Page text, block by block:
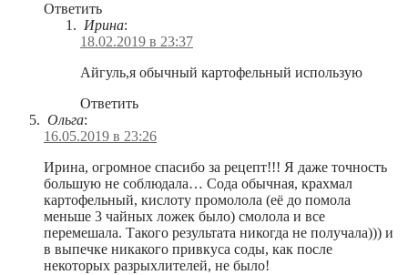
Ответить
Ирина:
18.02.2019 в 23:37
Айгуль,я обычный картофельный использую
Ответить
Ольга:
16.05.2019 в 23:26
Ирина, огромное спасибо за рецепт!!! Я даже точность
большую не соблюдала… Сода обычная, крахмал
картофельный, кислоту промолола (её до помола
меньше 3 чайных ложек было) смолола и все
перемешала. Такого результата никогда не получала))) и
в выпечке никакого привкуса соды, как после
некоторых разрыхлителей, не было!